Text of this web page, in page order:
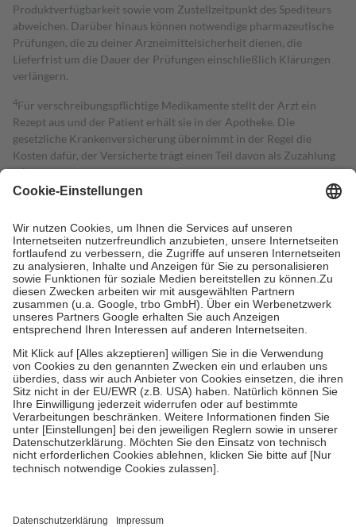
Produktverfügbarkeit sowie vom Zustellzeitpunkt des Spediteurs
abweichen. Darüber hinaus können notwendige pharmazeutische
Prüfungen, die zu deiner Arzneimittelsicherheit dienen, die
Lieferfrist um die Dauer der Prüfungen einschließlich Klärungen
verlängern.
4Für verschreibungspflichtige Medikamente stellt der Arzt ein
Rezept aus und der Patient erhält sie in der Apotheke. Die
gesetzliche Krankenversicherung übernimmt in der Regel die
Kosten dafür, der Versicherte trägt einen Teil davon als Zuzahlung
mit.
Grundsätzlich leisten Mitglieder Zuzahlungen in Höhe von zehn
höchstens zehn Euro.
Es sind jedoch nie mehr als die tatsächlichen
Kosten der Leistung zu entrichten.
Diese Regeln gelten grundsätzlich auch für Online-Apotheken.
Bei Heilmitteln und häuslicher Krankenpflege beträgt die
Zuzahlung zehn Prozent der Kosten sowie zehn Euro je
Verordnung.
Um das Engagement der Versicherten für ihre eigene Gesundheit zu
stärken und die besondere Stellung der Familie zu unterstützen,
fallenkeine Zuzahlungenan bei:
• Kindern und Jugendlichen bis zum vollendeten 18. Lebensjahr
mit Ausnahme der Fahrkosten
• Untersuchungen zur Vorsorge und Früherkennung, die von der
GKV getragen werden
• empfohlenen Schutzimpfungen
• Harn- und Blutteststreifen
getroffen, um sicherzustellen, dass es sich um echte Bewertungen